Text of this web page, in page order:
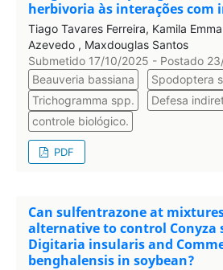
herbivoria às interações
Tiago Tavares Ferreira, Kamila
Azevedo , Maxdouglas Santos
Submetido 17/10/2025 - Postado
Beauveria bassiana
Spodoptera
Trichogramma spp.
Defesa
controle biológico.
PDF
Can sulfentrazone at
alternative to control Conyza
Digitaria insularis and
benghalensis in soybean?